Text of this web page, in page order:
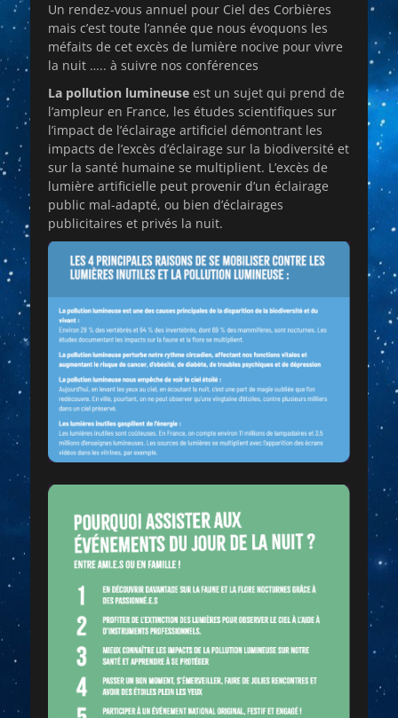
Un rendez-vous annuel pour Ciel des Corbières
mais c’est toute l’année que nous évoquons les
méfaits de cet excès de lumière nocive pour vivre
la nuit ….. à suivre nos conférences
La pollution lumineuse est un sujet qui prend de
l’ampleur en France, les études scientifiques sur
l’impact de l’éclairage artificiel démontrant les
impacts de l’excès d’éclairage sur la biodiversité et
sur la santé humaine se multiplient. L’excès de
lumière artificielle peut provenir d’un éclairage
public mal-adapté, ou bien d’éclairages
publicitaires et privés la nuit.